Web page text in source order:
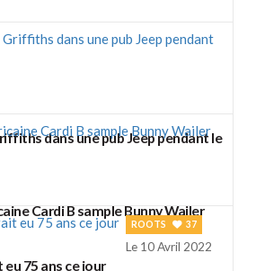
dans une pub Jeep pendant le
Cardi B sample Bunny Wailer
ROOTS 37
Le 10 Avril 2022
75 ans ce jour